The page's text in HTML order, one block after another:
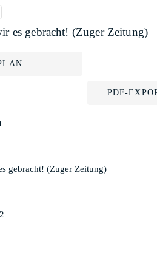
es gebracht! (Zuger Zeitung)
PDF-
gebracht! (Zuger Zeitung)